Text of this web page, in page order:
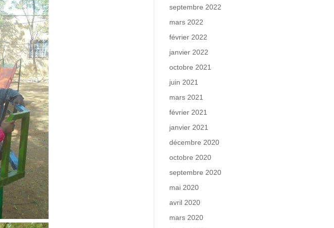
septembre 2022
mars 2022
février 2022
janvier 2022
octobre 2021
juin 2021
mars 2021
février 2021
janvier 2021
décembre 2020
octobre 2020
septembre 2020
mai 2020
avril 2020
mars 2020